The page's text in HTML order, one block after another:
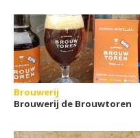
Brouwerij
Brouwerij de Brouwtoren